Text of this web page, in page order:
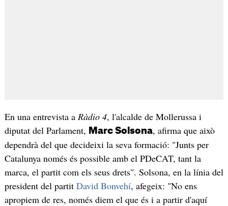
En una entrevista a Ràdio 4, l'alcalde de Mollerussa i
diputat del Parlament, Marc Solsona, afirma que això
dependrà del que decideixi la seva formació: "Junts per
Catalunya només és possible amb el PDeCAT, tant la
marca, el partit com els seus drets". Solsona, en la línia del
president del partit David Bonvehí, afegeix: "No ens
apropiem de res, només diem el que és i a partir d'aquí